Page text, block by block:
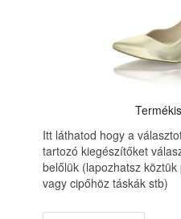
Itt láthatod hogy a
tartozó kiegészítőket
belőlük (lapozhatsz
vagy cipőhöz táskák stb)